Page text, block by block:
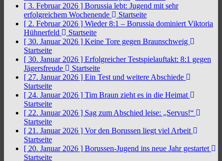
[ 3. Februar 2026 ] Borussia lebt: Jugend mit sehr
erfolgreichem Wochenende
Startseite
[ 2. Februar 2026 ] Wieder 8:1 – Borussia dominiert Viktoria
Hühnerfeld
Startseite
[ 30. Januar 2026 ] Keine Tore gegen Braunschweig
Startseite
[ 30. Januar 2026 ] Erfolgreicher Testspielauftakt: 8:1 gegen
Jägersfreude
Startseite
[ 27. Januar 2026 ] Ein Test und weitere Abschiede
Startseite
[ 24. Januar 2026 ] Tim Braun zieht es in die Heimat
Startseite
[ 22. Januar 2026 ] Sag zum Abschied leise: „Servus!“
Startseite
[ 21. Januar 2026 ] Vor den Borussen liegt viel Arbeit
Startseite
[ 20. Januar 2026 ] Borussen-Jugend ins neue Jahr gestartet
Startseite